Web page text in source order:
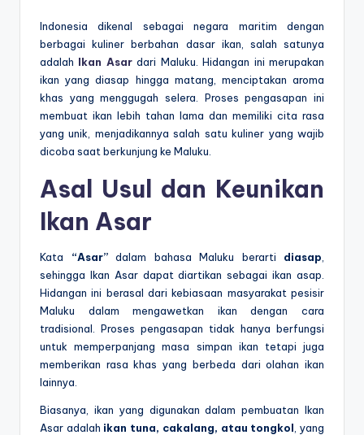
Indonesia dikenal sebagai negara maritim dengan
berbagai kuliner berbahan dasar ikan, salah satunya
adalah Ikan Asardari Maluku. Hidangan ini merupakan
ikan yang diasap hingga matang, menciptakan aroma
khas yang menggugah selera. Proses pengasapan ini
membuat ikan lebih tahan lama dan memiliki cita rasa
yang unik, menjadikannya salah satu kuliner yang wajib
dicoba saat berkunjung ke Maluku.
Asal Usul dan Keunikan
Ikan Asar
Kata “Asar”dalam bahasa Maluku berarti diasap
sehingga Ikan Asar dapat diartikan sebagai ikan asap.
Hidangan ini berasal dari kebiasaan masyarakat pesisir
Maluku dalam mengawetkan ikan dengan cara
tradisional. Proses pengasapan tidak hanya berfungsi
untuk memperpanjang masa simpan ikan tetapi juga
memberikan rasa khas yang berbeda dari olahan ikan
lainnya.
Biasanya, ikan yang digunakan dalam pembuatan Ikan
Asar adalah ikan tuna, cakalang, atau tongkol , yang